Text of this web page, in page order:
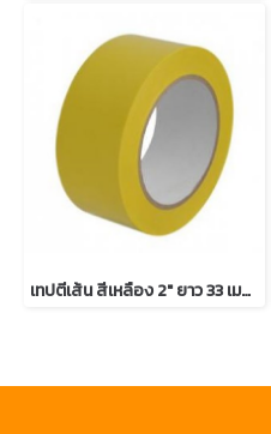
เทปตีเส้น สีเหลือง 2" ยาว 33 เมตร